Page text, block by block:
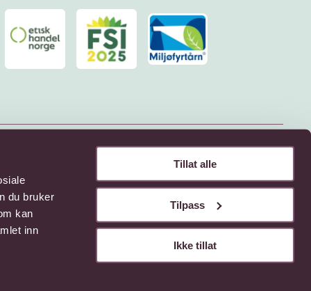
du bruker
kan
inn
Tillat alle
Tilpass
Ikke tillat